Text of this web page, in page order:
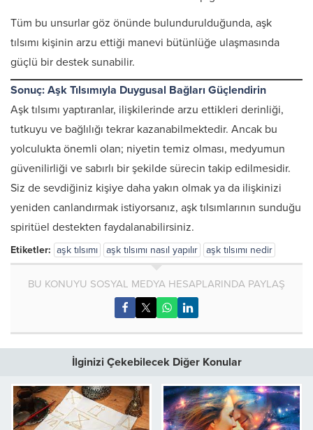
Tüm bu unsurlar göz önünde bulundurulduğunda, aşk
tılsımı kişinin arzu ettiği manevi bütünlüğe ulaşmasında
güçlü bir destek sunabilir.
Sonuç: Aşk Tılsımıyla Duygusal Bağları Güçlendirin
Aşk tılsımı yaptıranlar, ilişkilerinde arzu ettikleri derinliği,
tutkuyu ve bağlılığı tekrar kazanabilmektedir. Ancak bu
yolculukta önemli olan; niyetin temiz olması, medyumun
güvenilirliği ve sabırlı bir şekilde sürecin takip edilmesidir.
Siz de sevdiğiniz kişiye daha yakın olmak ya da ilişkinizi
yeniden canlandırmak istiyorsanız, aşk tılsımlarının sunduğu
spiritüel destekten faydalanabilirsiniz.
Etiketler: aşk tılsımı aşk tılsımı nasıl yapılır aşk tılsımı nedir
BU KONUYU SOSYAL MEDYA HESAPLARINDA PAYLAŞ
İlginizi Çekebilecek Diğer Konular